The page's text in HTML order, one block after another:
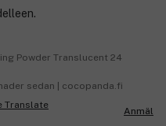
Powder Translucent 24
sedan | cocopanda.fi
Anmäl